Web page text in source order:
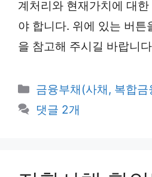
계처리와 현재가치에 대
야 합니다. 위에 있는 버튼
을 참고해 주시길 바랍니
카
테
금융부채(사채, 복합금
댓글 2개